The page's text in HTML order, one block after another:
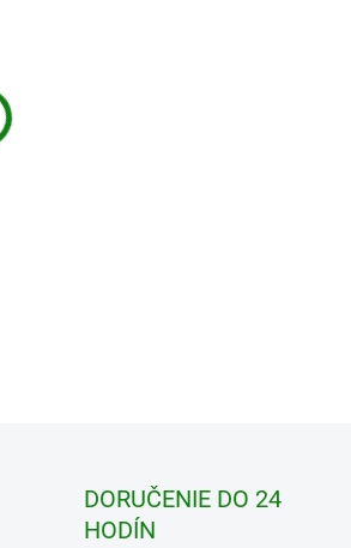
DORUČENIE DO 24
HODÍN